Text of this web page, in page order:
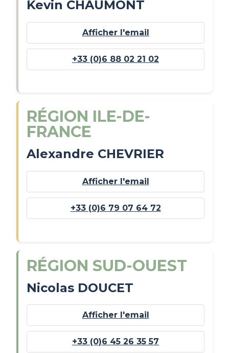
Kevin CHAUMONT
Afficher l'email
+33 (0)6 88 02 21 02
RÉGION ILE-DE-
FRANCE
Alexandre CHEVRIER
Afficher l'email
+33 (0)6 79 07 64 72
RÉGION SUD-OUEST
Nicolas DOUCET
Afficher l'email
+33 (0)6 45 26 35 57